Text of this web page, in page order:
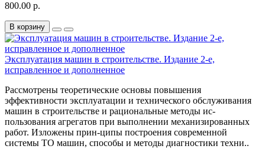
800.00 р.
В корзину
Эксплуатация машин в строительстве. Издание 2-е,
исправленное и дополненное
Рассмотрены теоретические основы повышения
эффективности эксплуатации и технического обслуживания
машин в строительстве и рациональные методы ис-
пользования агрегатов при выполнении механизированных
работ. Изложены прин-ципы построения современной
системы ТО машин, способы и методы диагностики техни..